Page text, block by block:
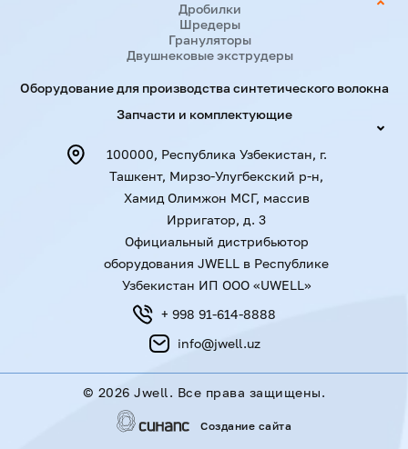
Дробилки
Шредеры
Грануляторы
Двушнековые экструдеры
Оборудование для производства синтетического волокна
Запчасти и комплектующие
100000, Республика Узбекистан, г.
Ташкент, Мирзо-Улугбекский р-н,
Хамид Олимжон МСГ, массив
Ирригатор, д. 3
Официальный дистрибьютор
оборудования JWELL в Республике
Узбекистан ИП ООО «UWELL»
+ 998 91-614-8888
info@jwell.uz
© 2026 Jwell. Все права защищены.
Создание сайта